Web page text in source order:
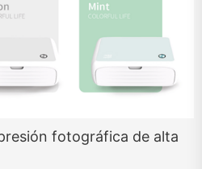
fotográfica de alta